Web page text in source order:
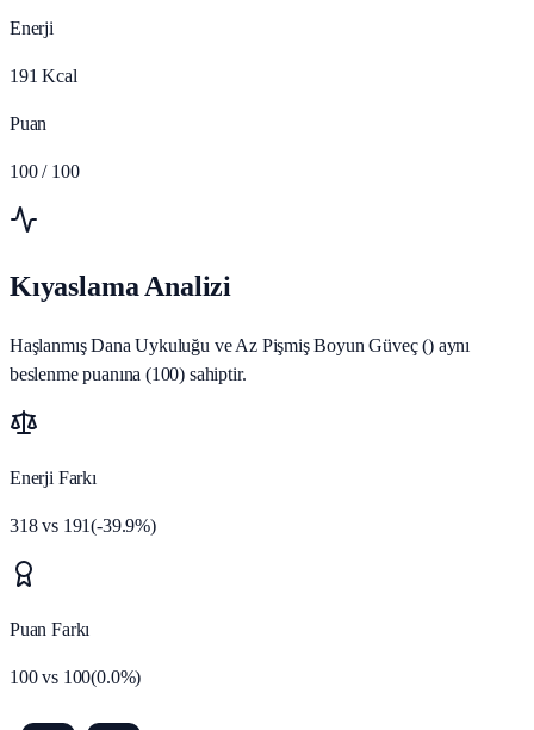
Enerji
191 Kcal
Puan
100 / 100
Kıyaslama Analizi
Haşlanmış Dana Uykuluğu ve Az Pişmiş Boyun Güveç () aynı
beslenme puanına (100) sahiptir.
Enerji Farkı
318vs 191(-39.9%)
Puan Farkı
100vs 100(0.0%)